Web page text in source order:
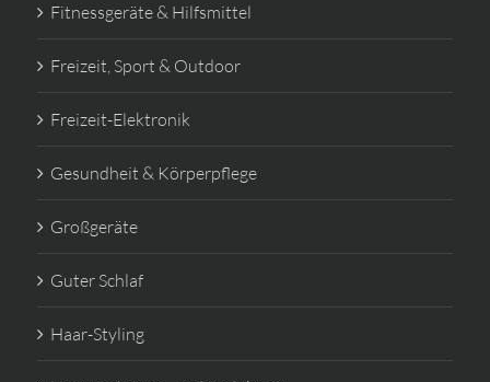
Fitnessgeräte & Hilfsmittel
Freizeit, Sport & Outdoor
Freizeit-Elektronik
Gesundheit & Körperpflege
Großgeräte
Guter Schlaf
Haar-Styling